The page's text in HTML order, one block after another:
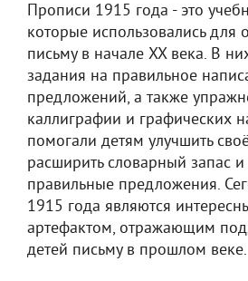
Прописи 1915 года - это
которые использовались для
письму в начале XX века. В
задания на правильное
предложений, а также
каллиграфии и графических
помогали детям улучшить
расширить словарный запас и
правильные предложения.
1915 года являются
артефактом, отражающим
детей письму в прошлом веке.